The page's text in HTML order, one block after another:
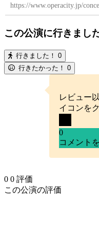
https://www.operacity.jp/
この公演に行きまし
行きました！ 0
行きたかった！ 0
レビュー
イコンを
0
コメント
0 0 評価
この公演の評価